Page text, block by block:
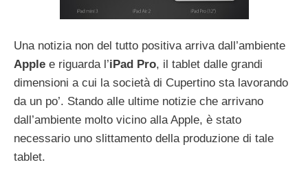
Una notizia non del tutto positiva arriva dall’ambiente
Apple e riguarda l’iPad Pro, il tablet dalle grandi
dimensioni a cui la società di Cupertino sta lavorando
da un po’. Stando alle ultime notizie che arrivano
dall’ambiente molto vicino alla Apple, è stato
necessario uno slittamento della produzione di tale
tablet.